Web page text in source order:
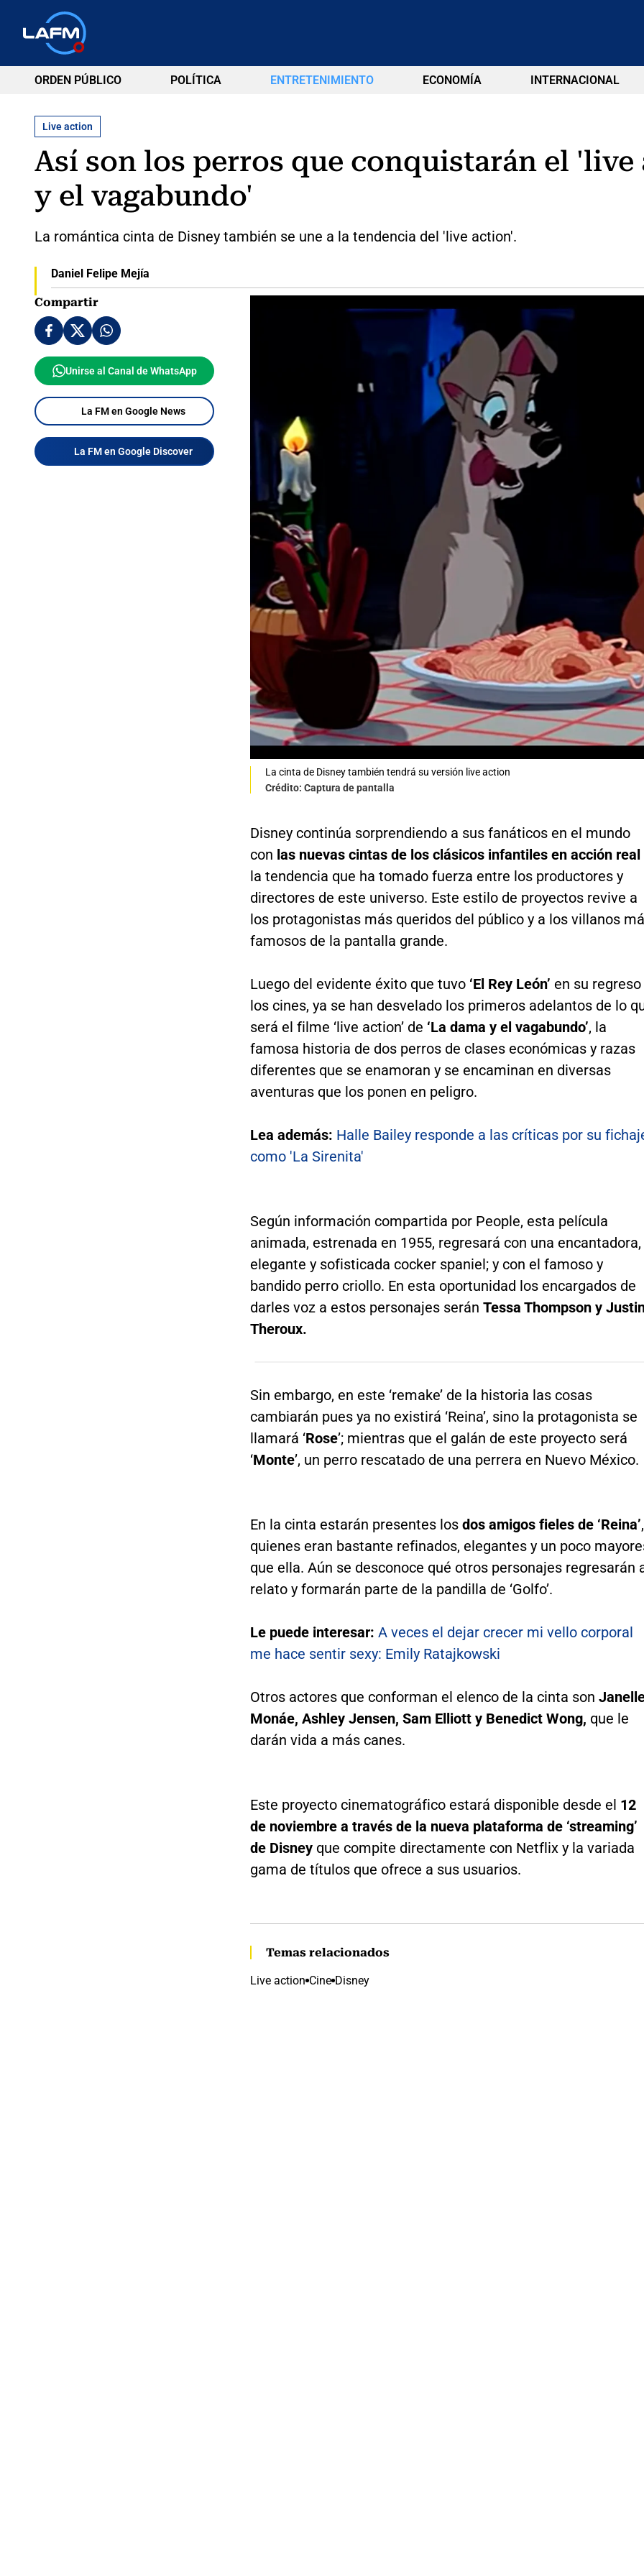
ORDEN PÚBLICO POLÍTICA ENTRETENIMIENTO ECONOMÍA INTERNACIONAL
Live action
Así son los perros que conquistarán el 'live
y el vagabundo'
La romántica cinta de Disney también se une a la tendencia del 'live action'.
Daniel Felipe Mejía
Compartir
Unirse al Canal de WhatsApp
La FM en Google News
La FM en Google Discover
La cinta de Disney también tendrá su versión live action
Crédito: Captura de pantalla
Disney continúa sorprendiendo a sus fanáticos en el mundo
con las nuevas cintas de los clásicos infantiles en acción real
la tendencia que ha tomado fuerza entre los productores y
directores de este universo. Este estilo de proyectos revive a
los protagonistas más queridos del público y a los villanos
famosos de la pantalla grande.
Luego del evidente éxito que tuvo‘El Rey León’ en su regreso
los cines, ya se han desvelado los primeros adelantos de lo
será el filme ‘live action’ de ‘La dama y el vagabundo’, la
famosa historia de dos perros de clases económicas y razas
diferentes que se enamoran y se encaminan en diversas
aventuras que los ponen en peligro.
Lea además: Halle Bailey responde a las críticas por su
como 'La Sirenita'
Según información compartida por People, esta película
animada, estrenada en 1955, regresará con una encantadora,
elegante y sofisticada cocker spaniel; y con el famoso y
bandido perro criollo. En esta oportunidad los encargados de
darles voz a estos personajes serán Tessa Thompson y
Theroux.
Sin embargo, en este ‘remake’ de la historia las cosas
cambiarán pues ya no existirá ‘Reina’, sino la protagonista se
llamará ‘Rose’; mientras que el galán de este proyecto será
‘Monte’, un perro rescatado de una perrera en Nuevo México.
En la cinta estarán presentes los dos amigos fieles de ‘Reina’,
quienes eran bastante refinados, elegantes y un poco
que ella. Aún se desconoce qué otros personajes regresarán
relato y formarán parte de la pandilla de ‘Golfo’.
Le puede interesar: A veces el dejar crecer mi vello corporal
me hace sentir sexy: Emily Ratajkowski
Otros actores que conforman el elenco de la cinta son
Monáe, Ashley Jensen, Sam Elliott y Benedict Wong, que le
darán vida a más canes.
Este proyecto cinematográfico estará disponible desde el 12
de noviembre a través de la nueva plataforma de ‘streaming’
de Disney que compite directamente con Netflix y la variada
gama de títulos que ofrece a sus usuarios.
Temas relacionados
Live action Cine Disney